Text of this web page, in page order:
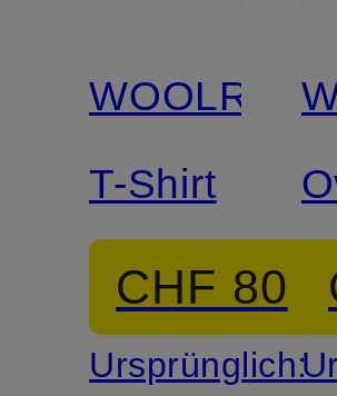
WOOLRICH
T-Shirt
CHF 80
Ursprünglich: